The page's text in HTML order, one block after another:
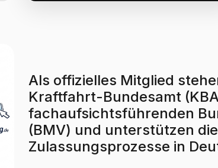
Als offizielles Mitglied
Kraftfahrt-Bundesamt
fachaufsichtsführenden
(BMV) und unterstützen
Zulassungsprozesse in